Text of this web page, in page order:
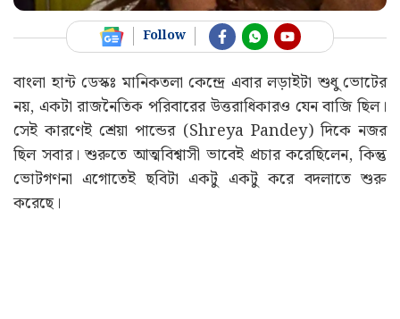
Follow
বাংলা হান্ট ডেস্কঃ মানিকতলা কেন্দ্রে এবার লড়াইটা শুধু ভোটের
নয়, একটা রাজনৈতিক পরিবারের উত্তরাধিকারও যেন বাজি ছিল।
সেই কারণেই শ্রেয়া পান্ডের (Shreya Pandey) দিকে নজর
ছিল সবার। শুরুতে আত্মবিশ্বাসী ভাবেই প্রচার করেছিলেন, কিন্তু
ভোটগণনা এগোতেই ছবিটা একটু একটু করে বদলাতে শুরু
করেছে।